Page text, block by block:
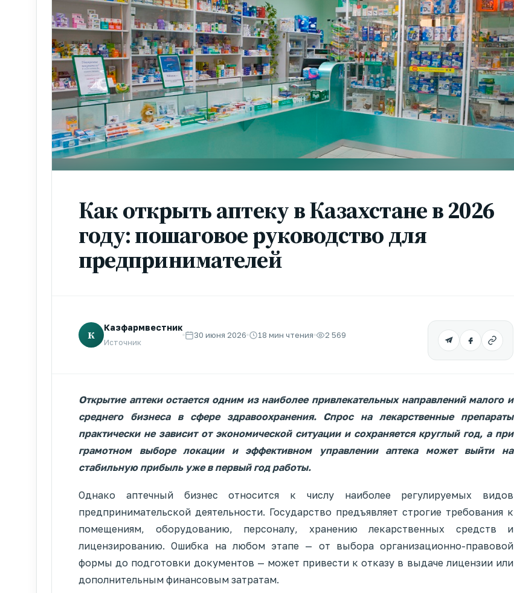
Как открыть аптеку в Казахстане в 2026
году: пошаговое руководство для
предпринимателей
К
Казфармвестник
Источник
30 июня 2026 18 мин чтения 2 569
Открытие аптеки остается одним из наиболее привлекательных направлений малого и
среднего бизнеса в сфере здравоохранения. Спрос на лекарственные препараты
практически не зависит от экономической ситуации и сохраняется круглый год, а при
грамотном выборе локации и эффективном управлении аптека может выйти на
стабильную прибыль уже в первый год работы.
Однако аптечный бизнес относится к числу наиболее регулируемых видов
предпринимательской деятельности. Государство предъявляет строгие требования к
помещениям, оборудованию, персоналу, хранению лекарственных средств и
лицензированию. Ошибка на любом этапе — от выбора организационно-правовой
формы до подготовки документов — может привести к отказу в выдаче лицензии или
дополнительным финансовым затратам.